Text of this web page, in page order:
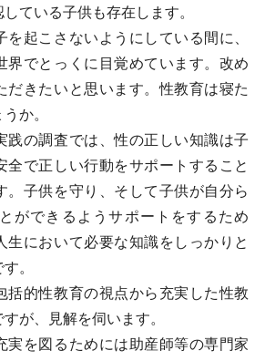
ている子供も存在します。
起こさないようにしている間に、
界でとっくに目覚めています。改め
だきたいと思います。性教育は寝た
か。
の調査では、性の正しい知識は子
全で正しい行動をサポートすること
。子供を守り、そして子供が自分ら
ができるようサポートをするため
生において必要な知識をしっかりと
。
的性教育の視点から充実した性教
が、見解を伺います。
を図るためには助産師等の専門家